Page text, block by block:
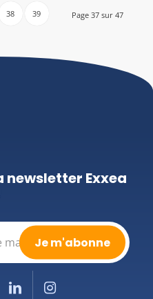
Page 37 sur 47
38 39
Exxea